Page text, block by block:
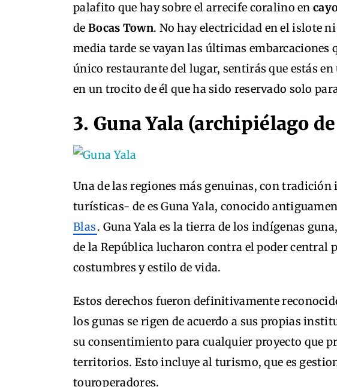
palafito que hay sobre el arrecife coralino en
de Bocas Town. No hay electricidad en el islote
media tarde se vayan las últimas embarcaciones
único restaurante del lugar, sentirás que estás
en un trocito de él que ha sido reservado solo
3. Guna Yala (archipiélago
Una de las regiones más genuinas, con
turísticas- de es Guna Yala, conocido
Blas. Guna Yala es la tierra de los indígenas
de la República lucharon contra el poder central
costumbres y estilo de vida.
Estos derechos fueron definitivamente
los gunas se rigen de acuerdo a sus propias
su consentimiento para cualquier proyecto que
territorios. Esto incluye al turismo, que es
touroperadores.